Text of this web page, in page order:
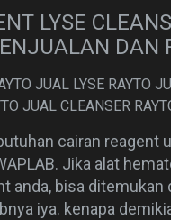
LYSE
DAN
JUAL LYSE RAYTO
JUAL CLEANSER
cairan reagent
Jika alat
anda, bisa
iya. kenapa